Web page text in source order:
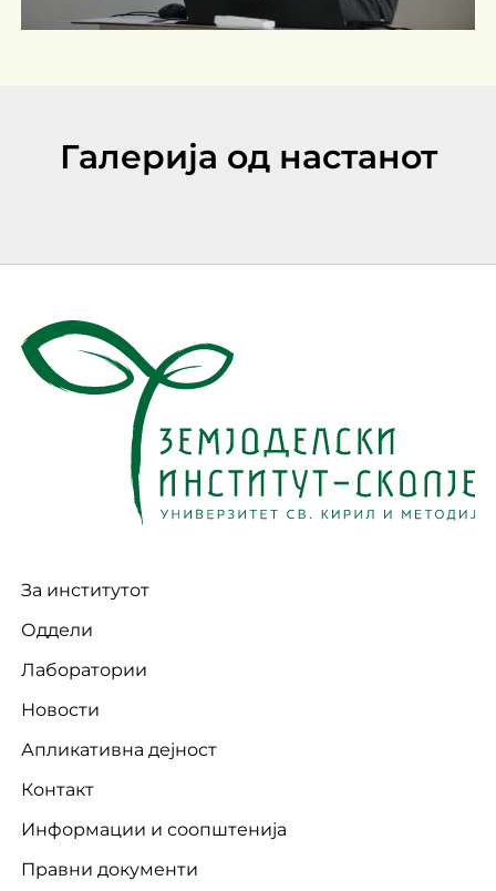
Галерија од настанот
За институтот
Оддели
Лаборатории
Новости
Апликативна дејност
Контакт
Информации и соопштенија
Правни документи